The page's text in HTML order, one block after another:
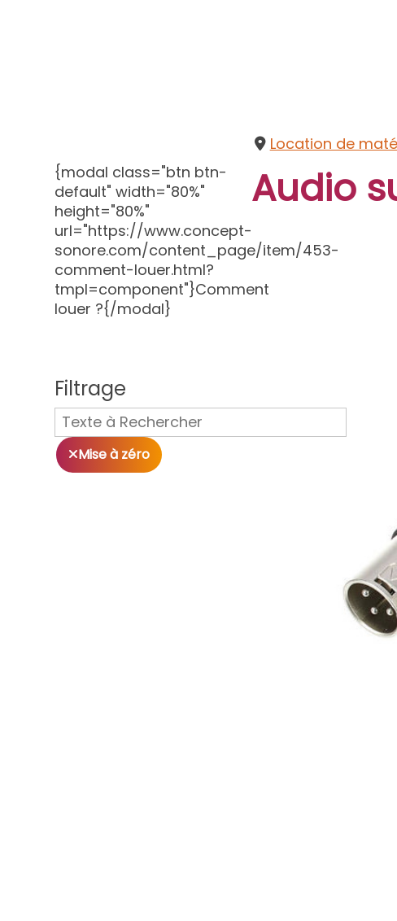
{modal class="btn btn-
default" width="80%"
height="80%"
url="https://www.concept-
sonore.com/content_page/item/453-
comment-louer.html?
tmpl=component"}Comment
louer ?{/modal}
Filtrage
Mise à zéro
Location de
Audio